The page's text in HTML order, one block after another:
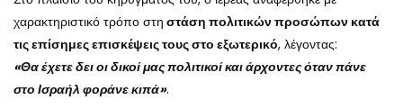
χαρακτηριστικό τρόπο στη στάση πολιτικών προσώπων κατά
τις επίσημες επισκέψεις τους στο εξωτερικό, λέγοντας:
«Θα έχετε δει οι δικοί μας πολιτικοί και άρχοντες όταν πάνε
στο Ισραήλ φοράνε κιπά».